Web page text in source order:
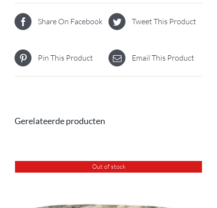
Share On Facebook Tweet This Product
Pin This Product Email This Product
Gerelateerde producten
Out of stock